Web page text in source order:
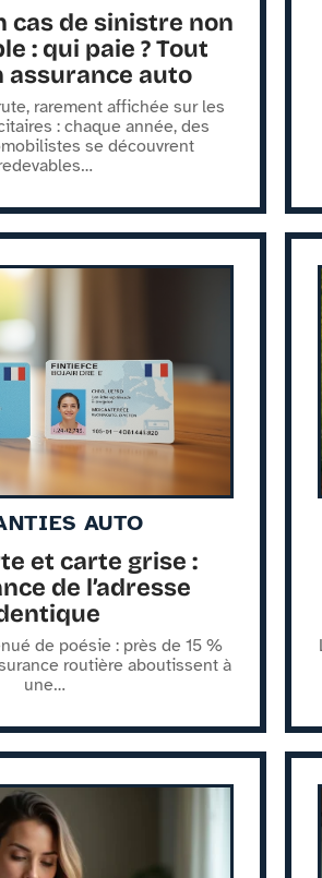
cas de sinistre non
: qui paie ? Tout
assurance auto
rarement affichée sur les
: chaque année, des
se découvrent
…
AUTO
et carte grise :
de l’adresse
de poésie : près de 15 %
routière aboutissent à
une…